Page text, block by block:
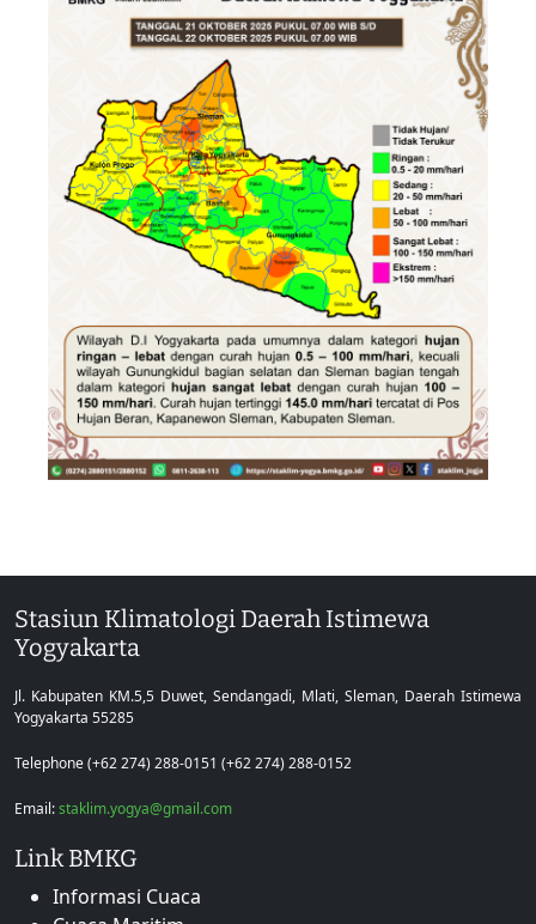
Stasiun Klimatologi Daerah Istimewa
Yogyakarta
Jl. Kabupaten KM.5,5 Duwet, Sendangadi, Mlati, Sleman, Daerah Istimewa
Yogyakarta 55285
Telephone (+62 274) 288-0151 (+62 274) 288-0152
Email:staklim.yogya@gmail.com
Link BMKG
Informasi Cuaca